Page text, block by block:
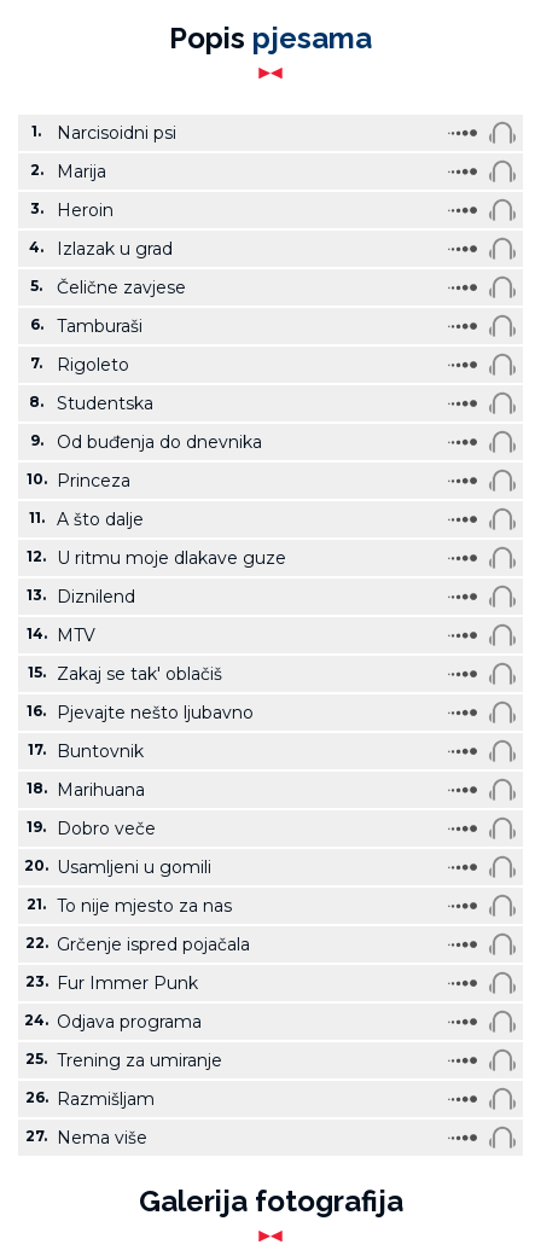
Popis pjesama
1. Narcisoidni psi
2. Marija
3. Heroin
4. Izlazak u grad
5. Čelične zavjese
6. Tamburaši
7. Rigoleto
8. Studentska
9. Od buđenja do dnevnika
10. Princeza
11. A što dalje
12. U ritmu moje dlakave guze
13. Diznilend
14. MTV
15. Zakaj se tak' oblačiš
16. Pjevajte nešto ljubavno
17. Buntovnik
18. Marihuana
19. Dobro veče
20. Usamljeni u gomili
21. To nije mjesto za nas
22. Grčenje ispred pojačala
23. Fur Immer Punk
24. Odjava programa
25. Trening za umiranje
26. Razmišljam
27. Nema više
Galerija fotografija